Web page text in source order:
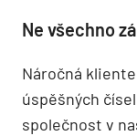
Ne všechno
Náročná
úspěšných
společnost v